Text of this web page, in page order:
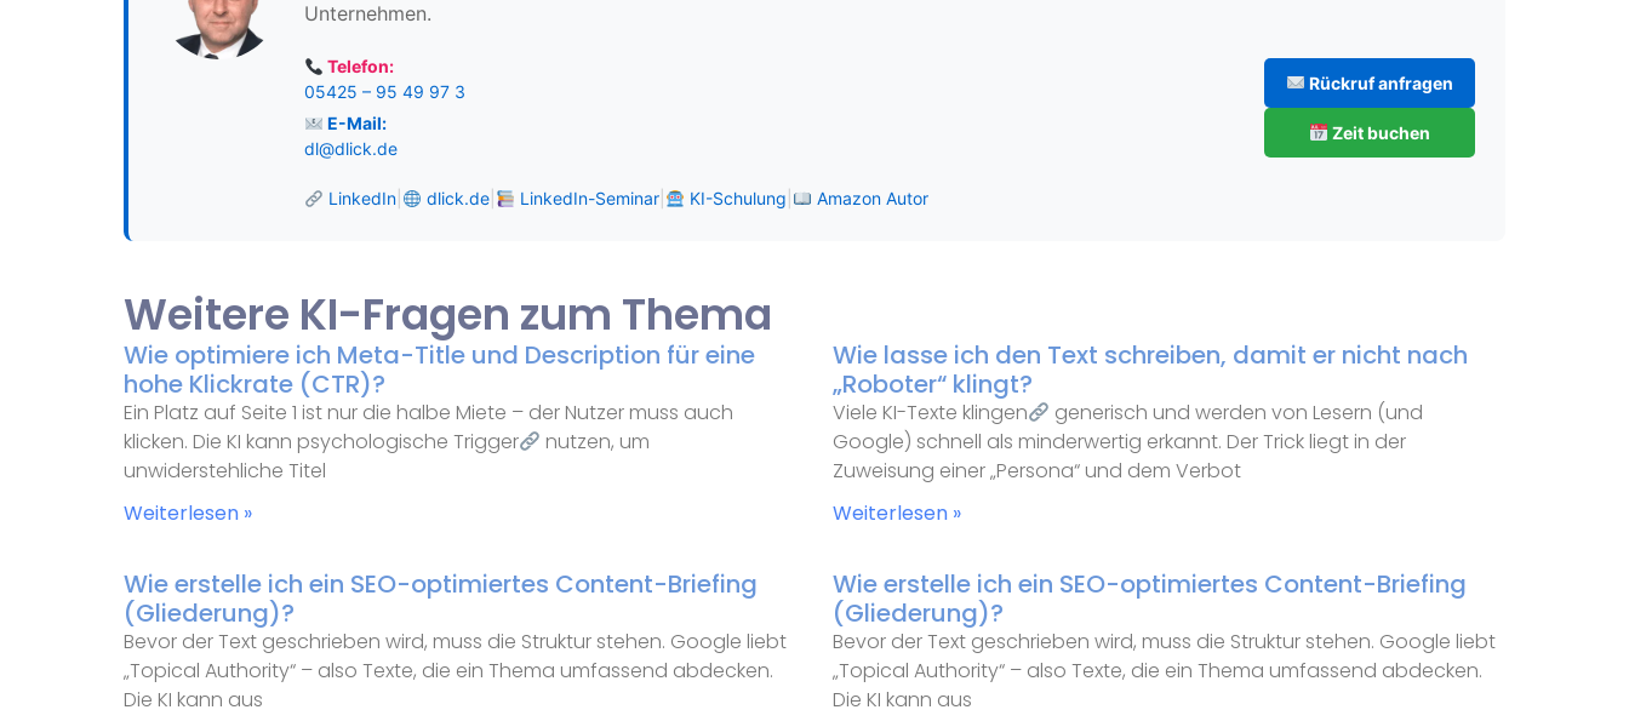
Unternehmen.
Telefon:
05425 – 95 49 97 3
E-Mail:
dl@dlick.de
Rückruf anfragen
Zeit buchen
LinkedIn| dlick.de| LinkedIn-Seminar| KI-Schulung Amazon Autor
Weitere KI-Fragen zum Thema
Wie optimiere ich Meta-Title und Description für eine
hohe Klickrate (CTR)?
Ein Platz auf Seite 1 ist nur die halbe Miete – der Nutzer muss auch
klicken. Die KI kann psychologische Trigger
nutzen, um
unwiderstehliche Titel
Weiterlesen »
Wie lasse ich den Text schreiben, damit er nicht nach
„Roboter“ klingt?
Viele KI-Texte klingen
generisch und werden von Lesern (und
Google) schnell als minderwertig erkannt. Der Trick liegt in der
Zuweisung einer „Persona“ und dem Verbot
Weiterlesen »
Wie erstelle ich ein SEO-optimiertes Content-Briefing
(Gliederung)?
Bevor der Text geschrieben wird, muss die Struktur stehen. Google liebt
„Topical Authority“ – also Texte, die ein Thema umfassend abdecken.
Die KI kann aus
Wie erstelle ich ein SEO-optimiertes Content-Briefing
(Gliederung)?
Bevor der Text geschrieben wird, muss die Struktur stehen. Google liebt
„Topical Authority“ – also Texte, die ein Thema umfassend abdecken.
Die KI kann aus